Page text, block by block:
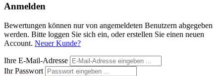
Anmelden
Bewertungen können nur von angemeldeten Benutzern abgegeben
werden. Bitte loggen Sie sich ein, oder erstellen Sie einen neuen
Account. Neuer Kunde?
Ihre E-Mail-Adresse
Ihr Passwort